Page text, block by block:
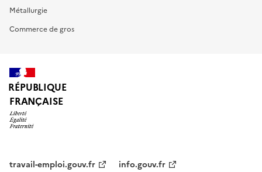
Métallurgie
Commerce de gros
RÉPUBLIQUE
FRANÇAISE
travail-emploi.gouv.fr
info.gouv.fr